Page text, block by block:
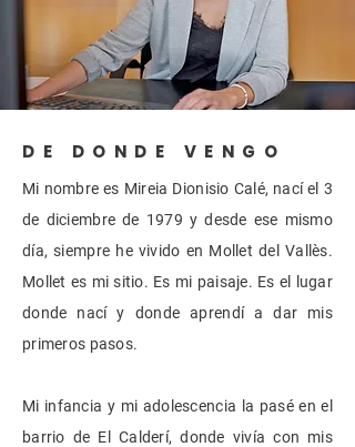
DE DONDE VENGO
Mi nombre es Mireia Dionisio Calé, nací el 3
de diciembre de 1979 y desde ese mismo
día, siempre he vivido en Mollet del Vallès.
Mollet es mi sitio. Es mi paisaje. Es el lugar
donde nací y donde aprendí a dar mis
primeros pasos.
Mi infancia y mi adolescencia la pasé en el
barrio de El Calderí, donde vivía con mis